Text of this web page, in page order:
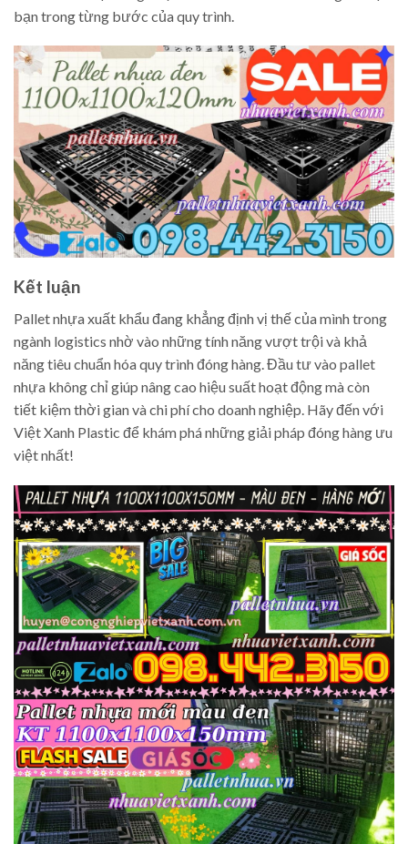
bạn trong từng bước của quy trình.
Kết luận
Pallet nhựa xuất khẩu đang khẳng định vị thế của mình trong
ngành logistics nhờ vào những tính năng vượt trội và khả
năng tiêu chuẩn hóa quy trình đóng hàng. Đầu tư vào pallet
nhựa không chỉ giúp nâng cao hiệu suất hoạt động mà còn
tiết kiệm thời gian và chi phí cho doanh nghiệp. Hãy đến với
Việt Xanh Plastic để khám phá những giải pháp đóng hàng ưu
việt nhất!